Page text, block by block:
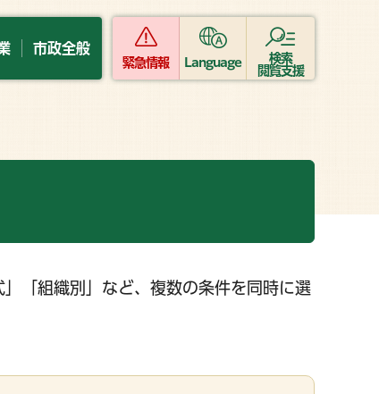
市政全般
緊急情報 Language
検索
閲覧支援
「組織別」など、複数の条件を同時に選